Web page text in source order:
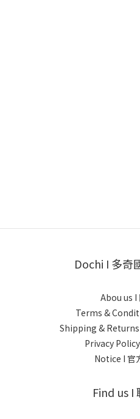
Dochi I 多奇
Abou us I
Terms &
Shipping & Returns
Privacy
Notice I 官
Find us I